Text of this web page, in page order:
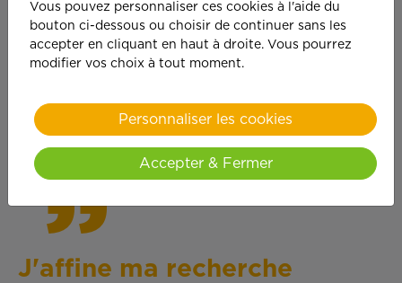
On est toujours plus
performant
quand on y met du
cœur !
J'affine ma recherche
Vous pouvez personnaliser ces cookies à l'aide du
bouton ci-dessous ou choisir de continuer sans les
accepter en cliquant en haut à droite. Vous pourrez
modifier vos choix à tout moment.
Personnaliser les cookies
Accepter & Fermer